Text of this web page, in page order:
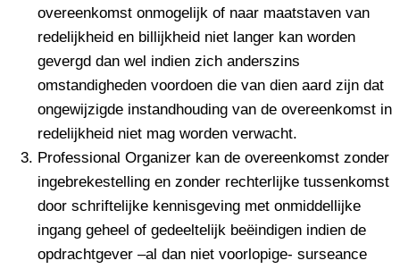
overeenkomst onmogelijk of naar maatstaven van
redelijkheid en billijkheid niet langer kan worden
gevergd dan wel indien zich anderszins
omstandigheden voordoen die van dien aard zijn dat
ongewijzigde instandhouding van de overeenkomst in
redelijkheid niet mag worden verwacht.
Professional Organizer kan de overeenkomst zonder
ingebrekestelling en zonder rechterlijke tussenkomst
door schriftelijke kennisgeving met onmiddellijke
ingang geheel of gedeeltelijk beëindigen indien de
opdrachtgever –al dan niet voorlopige- surseance